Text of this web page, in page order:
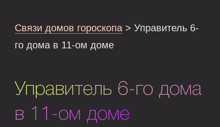
Связи домов гороскопа > Управитель 6-
го дома в 11-ом доме
Управитель 6-го дома
в 11-ом доме